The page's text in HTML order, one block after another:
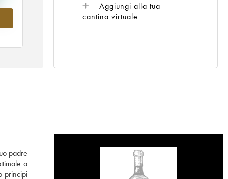
Aggiungi alla tua
cantina virtuale
padre
a
principi